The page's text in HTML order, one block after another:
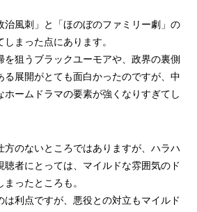
治風刺」と「ほのぼのファミリー劇」の
まった点にあります。
を狙うブラックユーモアや、政界の裏側
る展開がとても面白かったのですが、中
ホームドラマの要素が強くなりすぎてし
方のないところではありますが、ハラハ
聴者にとっては、マイルドな雰囲気のド
ったところも。
は利点ですが、悪役との対立もマイルド